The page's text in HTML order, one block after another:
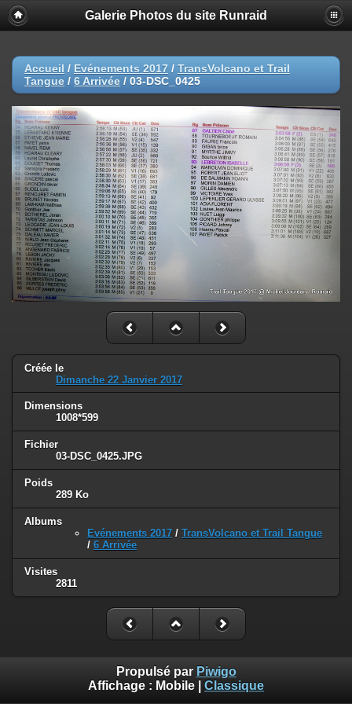
Galerie Photos du site Runraid
Accueil / Evénements 2017 / TransVolcano et Trail
Tangue / 6 Arrivée / 03-DSC_0425
Créée le
Dimanche 22 Janvier 2017
Dimensions
1008*599
Fichier
03-DSC_0425.JPG
Poids
289 Ko
Albums
Evénements 2017 / TransVolcano et Trail Tangue
/ 6 Arrivée
Visites
2811
Propulsé par Piwigo
Affichage : Mobile Classique